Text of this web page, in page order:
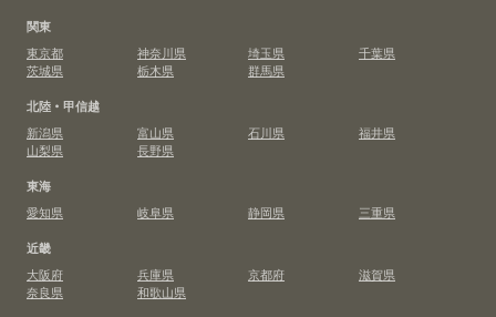
関東
東京都
神奈川県 埼玉県
千葉県
茨城県
栃木県
群馬県
北陸・甲信越
新潟県
富山県 石川県
福井県
山梨県
長野県
東海
愛知県
岐阜県 静岡県
三重県
近畿
大阪府
兵庫県 京都府
滋賀県
奈良県
和歌山県